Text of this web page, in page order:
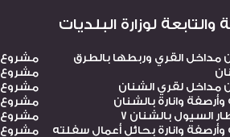
لوزارة البلديات
القري وربطها بالطرق
لقري الشنان
وانارة بالشنان
السيول بالشنان 7
وانارة بحائل أعمال سفلته
مشروع
مشروع
مشروع
مشروع
مشروع
مشروع